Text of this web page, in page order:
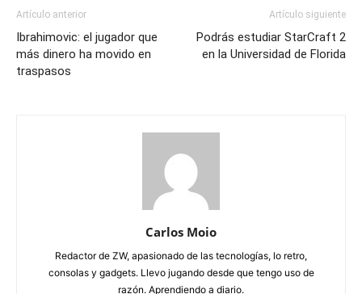
Artículo anterior
Ibrahimovic: el jugador que
más dinero ha movido en
traspasos
Artículo siguiente
Podrás estudiar StarCraft 2
en la Universidad de Florida
Carlos Moio
Redactor de ZW, apasionado de las tecnologías, lo retro,
consolas y gadgets. Llevo jugando desde que tengo uso de
razón. Aprendiendo a diario.